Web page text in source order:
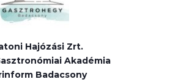
Hajózási Zrt.
Akadémia
Badacsony